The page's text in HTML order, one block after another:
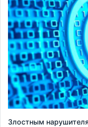
Злостным